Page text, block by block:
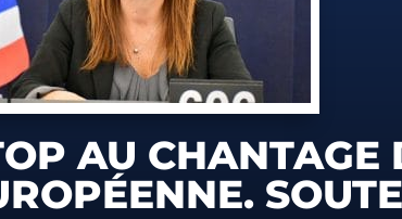
AU CHANTAGE